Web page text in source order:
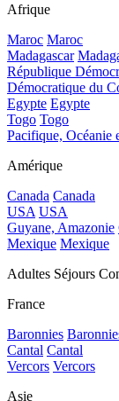
Afrique
Maroc Maroc
Madagascar
République
Démocratique du
Egypte Egypte
Togo Togo
Pacifique, Océanie
Amérique
Canada Canada
USA USA
Guyane, Amazonie
Mexique Mexique
Adultes Séjours
France
Baronnies
Cantal Cantal
Vercors Vercors
Asie